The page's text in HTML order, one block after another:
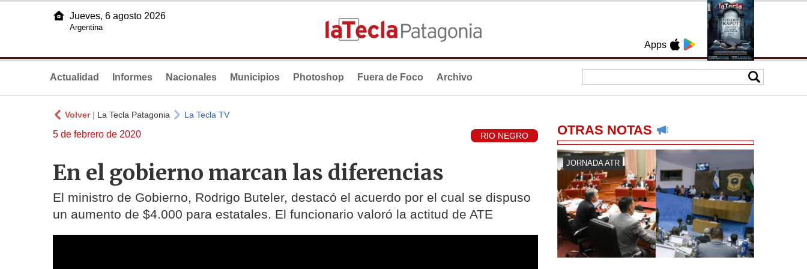
Apps
Jueves, 6 agosto 2026
Argentina
Actualidad Informes Nacionales Municipios Photoshop Fuera de Foco Archivo
Volver| La Tecla Patagonia La Tecla TV
5 de febrero de 2020 RIO NEGRO
En el gobierno marcan las diferencias
El ministro de Gobierno, Rodrigo Buteler, destacó el acuerdo por el cual se dispuso
un aumento de $4.000 para estatales. El funcionario valoró la actitud de ATE
OTRAS NOTAS
JORNADA ATR